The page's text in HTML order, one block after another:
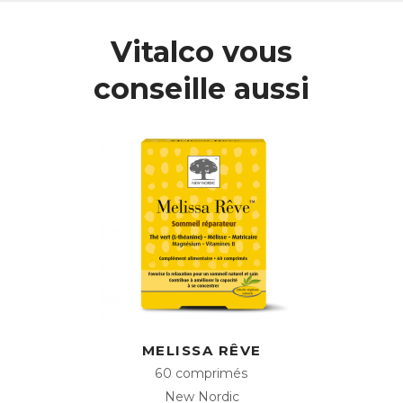
Myrtille et de Houblon, mais aussi de Ginkgo, dont les
feuilles stimulent la microcirculation sanguine, favorisant
une bonne audition.
électrolytique, favorisant une transmission optimale des
signaux, tandis que la Niacine contribue au bon
fonctionnement du système nerveux.
Le Magnésium, la Niacine ainsi que la Vitamine C
permettent également de diminuer la sensation de fatigue
qui accompagne souvent les gênes auditives.
3401560874563
Vitalco vous
conseille aussi
MELISSA RÊVE
60 comprimés
New Nordic